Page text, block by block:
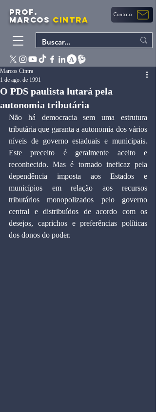
PROF.
MARCOS CINTRA Contato
O PDS paulista lutará pela
autonomia tributária
Marcos Cintra
1 de ago. de 1991
Não há democracia sem uma estrutura
tributária que garanta a autonomia dos vários
níveis de governo estaduais e municipais.
Este preceito é geralmente aceito e
reconhecido. Mas é tornado ineficaz pela
dependência imposta aos Estados e
municípios em relação aos recursos
tributários monopolizados pelo governo
central e distribuídos de acordo com os
desejos, caprichos e preferências políticas
dos donos do poder.